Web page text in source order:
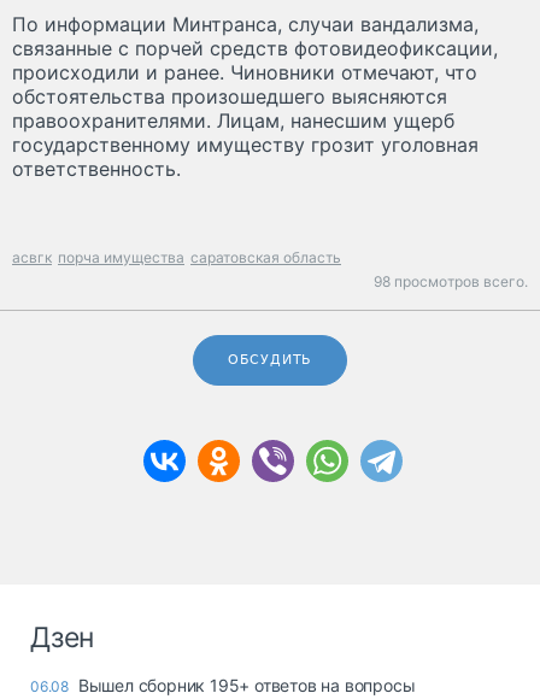
По информации Минтранса, случаи вандализма,
связанные с порчей средств фотовидеофиксации,
происходили и ранее. Чиновники отмечают, что
обстоятельства произошедшего выясняются
правоохранителями. Лицам, нанесшим ущерб
государственному имуществу грозит уголовная
ответственность.
асвгк порча имущества саратовская область
98 просмотров всего.
ОБСУДИТЬ
Дзен
06.08 Вышел сборник 195+ ответов на вопросы